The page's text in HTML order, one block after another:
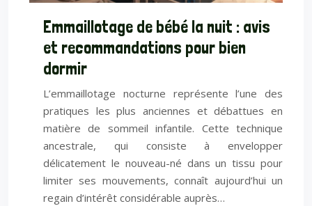
Emmaillotage de bébé la nuit : avis
et recommandations pour bien
dormir
L’emmaillotage nocturne représente l’une des
pratiques les plus anciennes et débattues en
matière de sommeil infantile. Cette technique
ancestrale, qui consiste à envelopper
délicatement le nouveau-né dans un tissu pour
limiter ses mouvements, connaît aujourd’hui un
regain d’intérêt considérable auprès…